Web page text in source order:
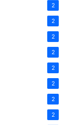
2
2
2
2
2
2
2
2